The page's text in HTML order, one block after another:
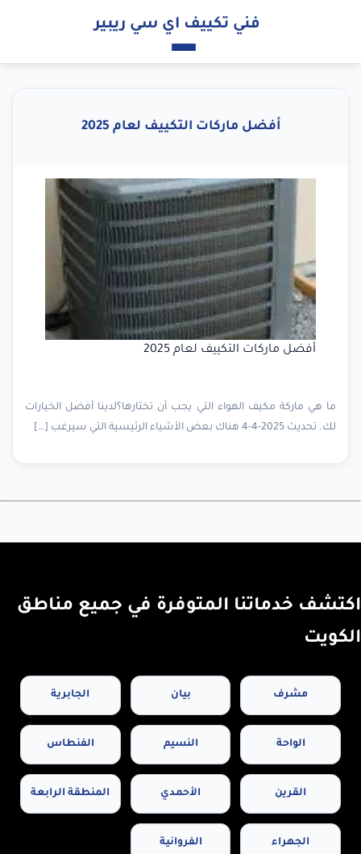
فني تكييف اي سي ريبير
أفضل ماركات التكييف لعام 2025
أفضل ماركات التكييف لعام 2025
ما هي ماركة مكيف الهواء التي يجب أن تختارها؟لدينا أفضل الخيارات
لك. تحديث 2025-4-4 هناك بعض الأشياء الرئيسية التي سيرغب […]
اكتشف خدماتنا المتوفرة في جميع مناطق
الكويت
مشرف بيان الجابرية
الواحة النسيم الفنطاس
القرين الأحمدي المنطقة الرابعة
الجهراء الفروانية